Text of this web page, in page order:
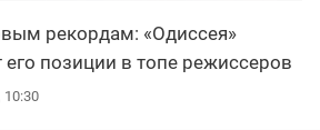
рекордам: «Одиссея»
его позиции в топе режиссеров
10:30